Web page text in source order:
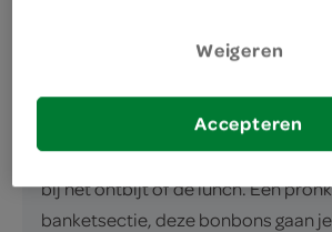
rijke, Belgische chocolade, die je bij
verzekeren van een
handige zak met liefst 180 gram
deze zoete snack een
bij het ontbijt of de lunch. Een
banketsectie, deze bonbons gaan
Weigeren
Accepteren